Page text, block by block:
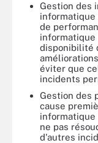
Gestion des
de
disponibilité
éviter que
incidents
Gestion des
cause
informatique
ne pas
d'autres